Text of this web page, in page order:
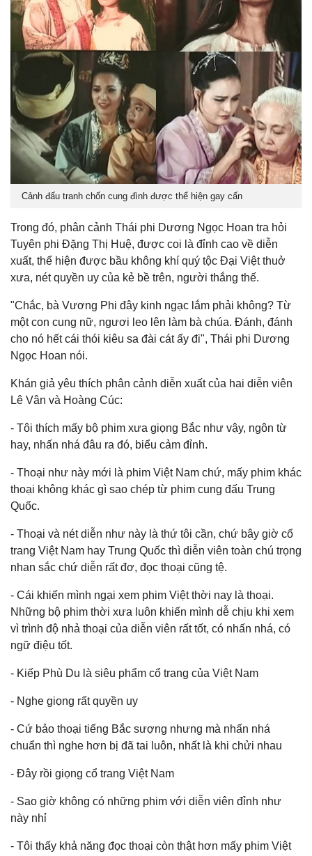
Cảnh đấu tranh chốn cung đình được thể hiện gay cấn
Trong đó, phân cảnh Thái phi Dương Ngọc Hoan tra hỏi
Tuyên phi Đặng Thị Huệ, được coi là đỉnh cao về diễn
xuất, thể hiện được bầu không khí quý tộc Đại Việt thuở
xưa, nét quyền uy của kẻ bề trên, người thắng thế.
"Chắc, bà Vương Phi đây kinh ngạc lắm phải không? Từ
một con cung nữ, ngươi leo lên làm bà chúa. Đánh, đánh
cho nó hết cái thói kiêu sa đài cát ấy đi", Thái phi Dương
Ngọc Hoan nói.
Khán giả yêu thích phân cảnh diễn xuất của hai diễn viên
Lê Vân và Hoàng Cúc:
- Tôi thích mấy bộ phim xưa giọng Bắc như vậy, ngôn từ
hay, nhấn nhá đâu ra đó, biểu cảm đỉnh.
- Thoại như này mới là phim Việt Nam chứ, mấy phim khác
thoại không khác gì sao chép từ phim cung đấu Trung
Quốc.
- Thoại và nét diễn như này là thứ tôi cần, chứ bây giờ cổ
trang Việt Nam hay Trung Quốc thì diễn viên toàn chú trọng
nhan sắc chứ diễn rất đơ, đọc thoại cũng tệ.
- Cái khiến mình ngại xem phim Việt thời nay là thoại.
Những bộ phim thời xưa luôn khiến mình dễ chịu khi xem
vì trình độ nhả thoại của diễn viên rất tốt, có nhấn nhá, có
ngữ điệu tốt.
- Kiếp Phù Du là siêu phẩm cổ trang của Việt Nam
- Nghe giọng rất quyền uy
- Cứ bảo thoại tiếng Bắc sượng nhưng mà nhấn nhá
chuẩn thì nghe hơn bị đã tai luôn, nhất là khi chửi nhau
- Đây rồi giọng cổ trang Việt Nam
- Sao giờ không có những phim với diễn viên đỉnh như
này nhỉ
- Tôi thấy khả năng đọc thoại còn thật hơn mấy phim Việt